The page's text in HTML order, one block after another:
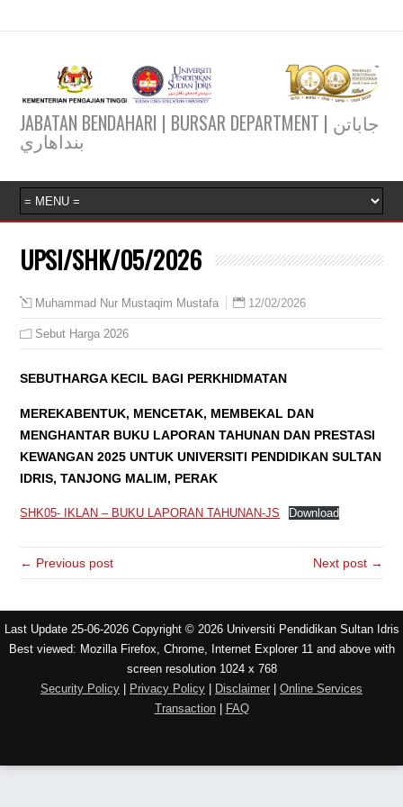
JABATAN BENDAHARI | BURSAR DEPARTMENT | جاباتن
بنداهاري
UPSI/SHK/05/2026
Muhammad Nur Mustaqim Mustafa 12/02/2026
Sebut Harga 2026
SEBUTHARGA KECIL BAGI PERKHIDMATAN
MEREKABENTUK, MENCETAK, MEMBEKAL DAN
MENGHANTAR BUKU LAPORAN TAHUNAN DAN PRESTASI
KEWANGAN 2025 UNTUK UNIVERSITI PENDIDIKAN SULTAN
IDRIS, TANJONG MALIM, PERAK
SHK05- IKLAN – BUKU LAPORAN TAHUNAN-JS Download
← Previous post Next post →
Last Update 25-06-2026 Copyright © 2026 Universiti Pendidikan Sultan Idris
Best viewed: Mozilla Firefox, Chrome, Internet Explorer 11 and above with
screen resolution 1024 x 768
Security Policy Privacy Policy Disclaimer
Online Services
Transaction| FAQ